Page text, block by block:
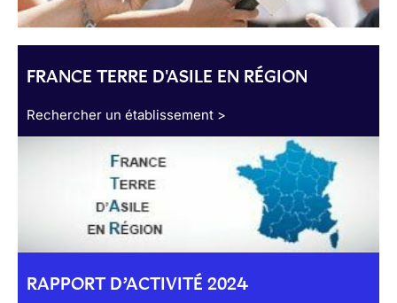
FRANCE TERRE D'ASILE EN RÉGION
Rechercher un établissement >
RAPPORT D’ACTIVITÉ 2024